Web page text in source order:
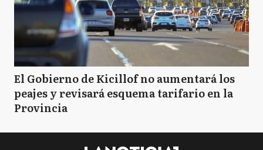
El Gobierno de Kicillof no aumentará los
peajes y revisará esquema tarifario en la
Provincia